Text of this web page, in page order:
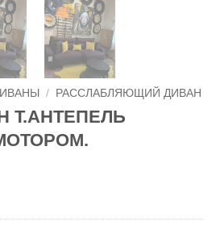
/ РАССЛАБЛЯЮЩИЙ ДИВАН
Т.АНТЕПЕЛЬ